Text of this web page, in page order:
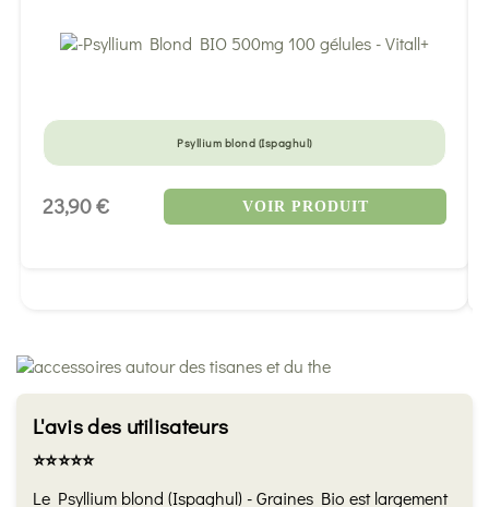
L'avis des utilisateurs
⭐️⭐️⭐️⭐️⭐️
Le Psyllium blond (Ispaghul) - Graines Bio est largement
Psyllium blond (Ispaghul)
23,90 € VOIR PRODUIT